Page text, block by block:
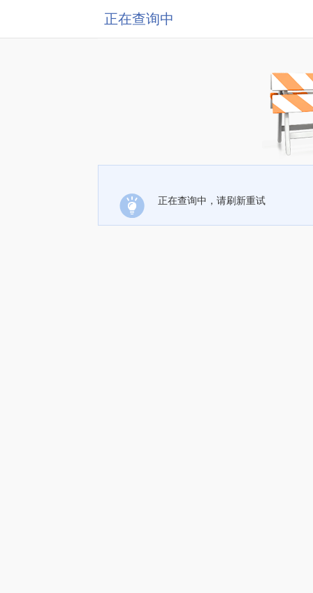
正在查询中
正在查询中，请刷新重试